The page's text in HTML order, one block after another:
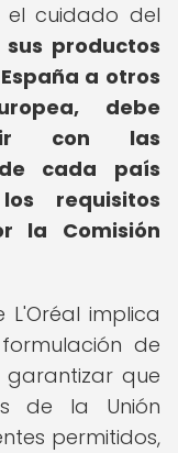
cuidado del
productos
a otros
debe
con las
cada país
requisitos
la Comisión
implica
de
que
de la Unión
permitidos,